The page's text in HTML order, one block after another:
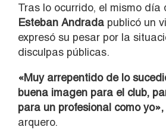
Tras lo ocurrido, el mismo día
Esteban Andrada publicó un
expresó su pesar por la
disculpas públicas.
«Muy arrepentido de lo
buena imagen para el club,
para un profesional como yo»,
arquero.